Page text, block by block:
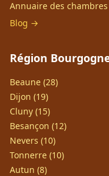
Annuaire des
Blog →
Région
Beaune (28)
Dijon (19)
Cluny (15)
Besançon (12)
Nevers (10)
Tonnerre (10)
Autun (8)